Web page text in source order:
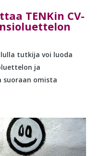
TENKin CV-
tutkija voi luoda
ja
suoraan omista